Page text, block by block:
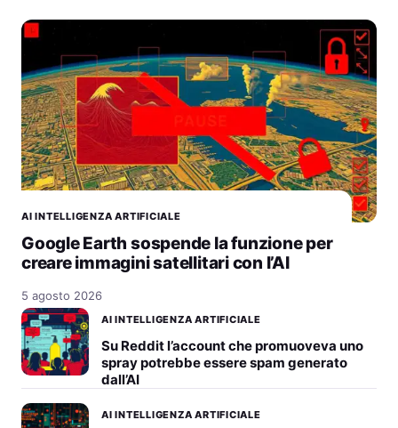
AI INTELLIGENZA ARTIFICIALE
Google Earth sospende la funzione per
creare immagini satellitari con l’AI
5 agosto 2026
AI INTELLIGENZA ARTIFICIALE
Su Reddit l’account che promuoveva uno
spray potrebbe essere spam generato
dall’AI
AI INTELLIGENZA ARTIFICIALE